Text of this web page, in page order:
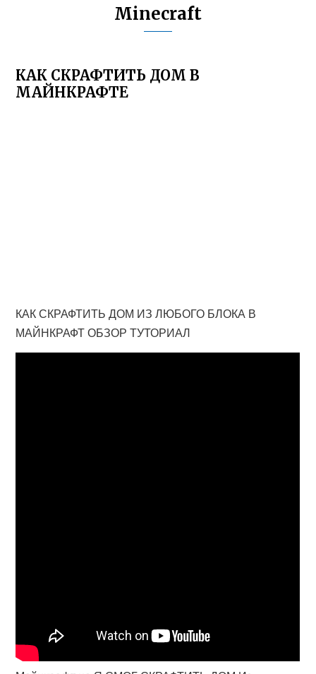
Minecraft
КАК СКРАФТИТЬ ДОМ В
МАЙНКРАФТЕ
КАК СКРАФТИТЬ ДОМ ИЗ ЛЮБОГО БЛОКА В
МАЙНКРАФТ ОБЗОР ТУТОРИАЛ